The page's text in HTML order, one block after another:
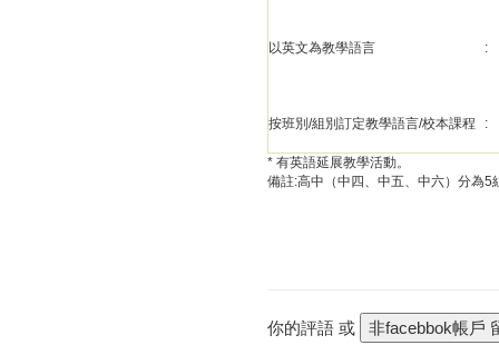
以英文為教學語言 :
按班別/組別訂定教學語言/校本課程 :
* 有英語延展教學活動。
備註:高中（中四、中五、中六）分為5
你的評語 或